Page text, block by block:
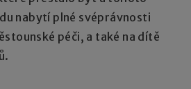
nabytí plné svéprávnosti
péči, a také na dítě